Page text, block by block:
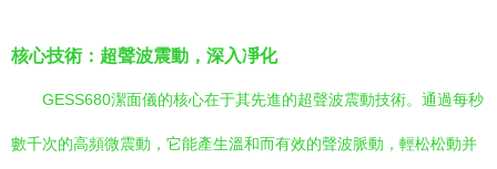
核心技術：超聲波震動，深入凈化
GESS680潔面儀的核心在于其先進的超聲波震動技術。通過每秒
數千次的高頻微震動，它能產生溫和而有效的聲波脈動，輕松松動并